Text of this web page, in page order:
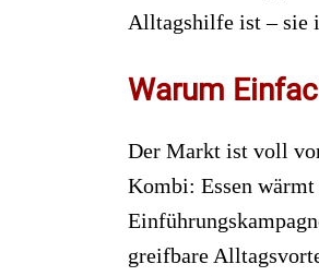
Alltagshilfe ist – sie
Warum
Der Markt ist voll
Kombi: Essen
greifbare